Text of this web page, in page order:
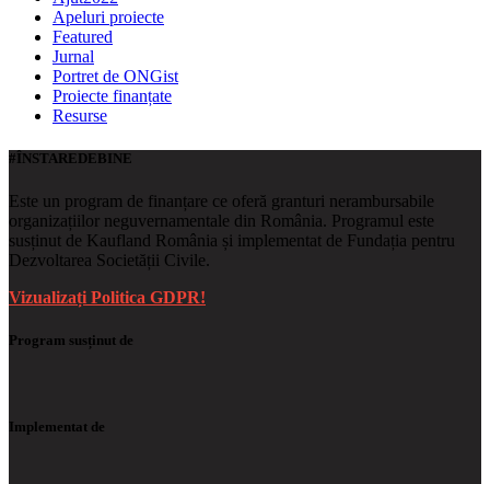
Apeluri proiecte
Featured
Jurnal
Portret de ONGist
Proiecte finanțate
Resurse
#ÎNSTAREDEBINE
Este un program de finanțare ce oferă granturi nerambursabile
organizațiilor neguvernamentale din România. Programul este
susținut de Kaufland România și implementat de Fundația pentru
Dezvoltarea Societății Civile.
Vizualizați Politica GDPR!
Program susținut de
Implementat de